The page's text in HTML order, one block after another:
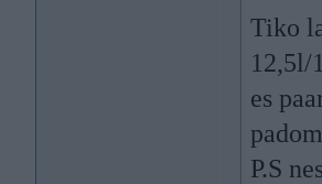
Tiko
12,5l/
es
P.S